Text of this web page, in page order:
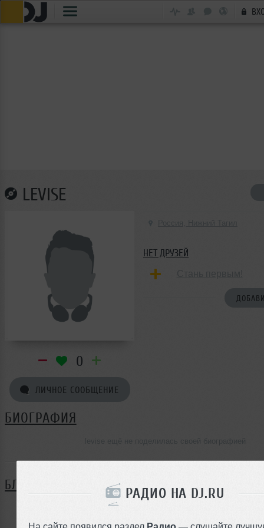
РАДИО НА DJ.RU
На сайте появился раздел Радио — слушайте
LEVISE
0
ЛИЧНОЕ СООБЩЕНИЕ
НЕТ ДРУЗЕЙ
БИОГРАФИЯ
БЛОГ